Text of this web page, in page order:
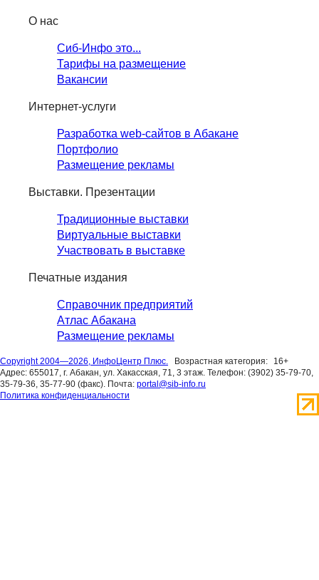
О нас
Сиб-Инфо это...
Тарифы на размещение
Вакансии
Интернет-услуги
Разработка web-сайтов в Абакане
Портфолио
Размещение рекламы
Выставки. Презентации
Традиционные выставки
Виртуальные выставки
Участвовать в выставке
Печатные издания
Справочник предприятий
Атлас Абакана
Размещение рекламы
Copyright 2004—2026, ИнфоЦентр Плюс. Возрастная категория:
16+
Адрес: 655017, г. Абакан, ул. Хакасская, 71, 3 этаж. Телефон: (3902) 35-79-70,
35-79-36, 35-77-90 (факс). Почта: portal@sib-info.ru
Политика конфиденциальности